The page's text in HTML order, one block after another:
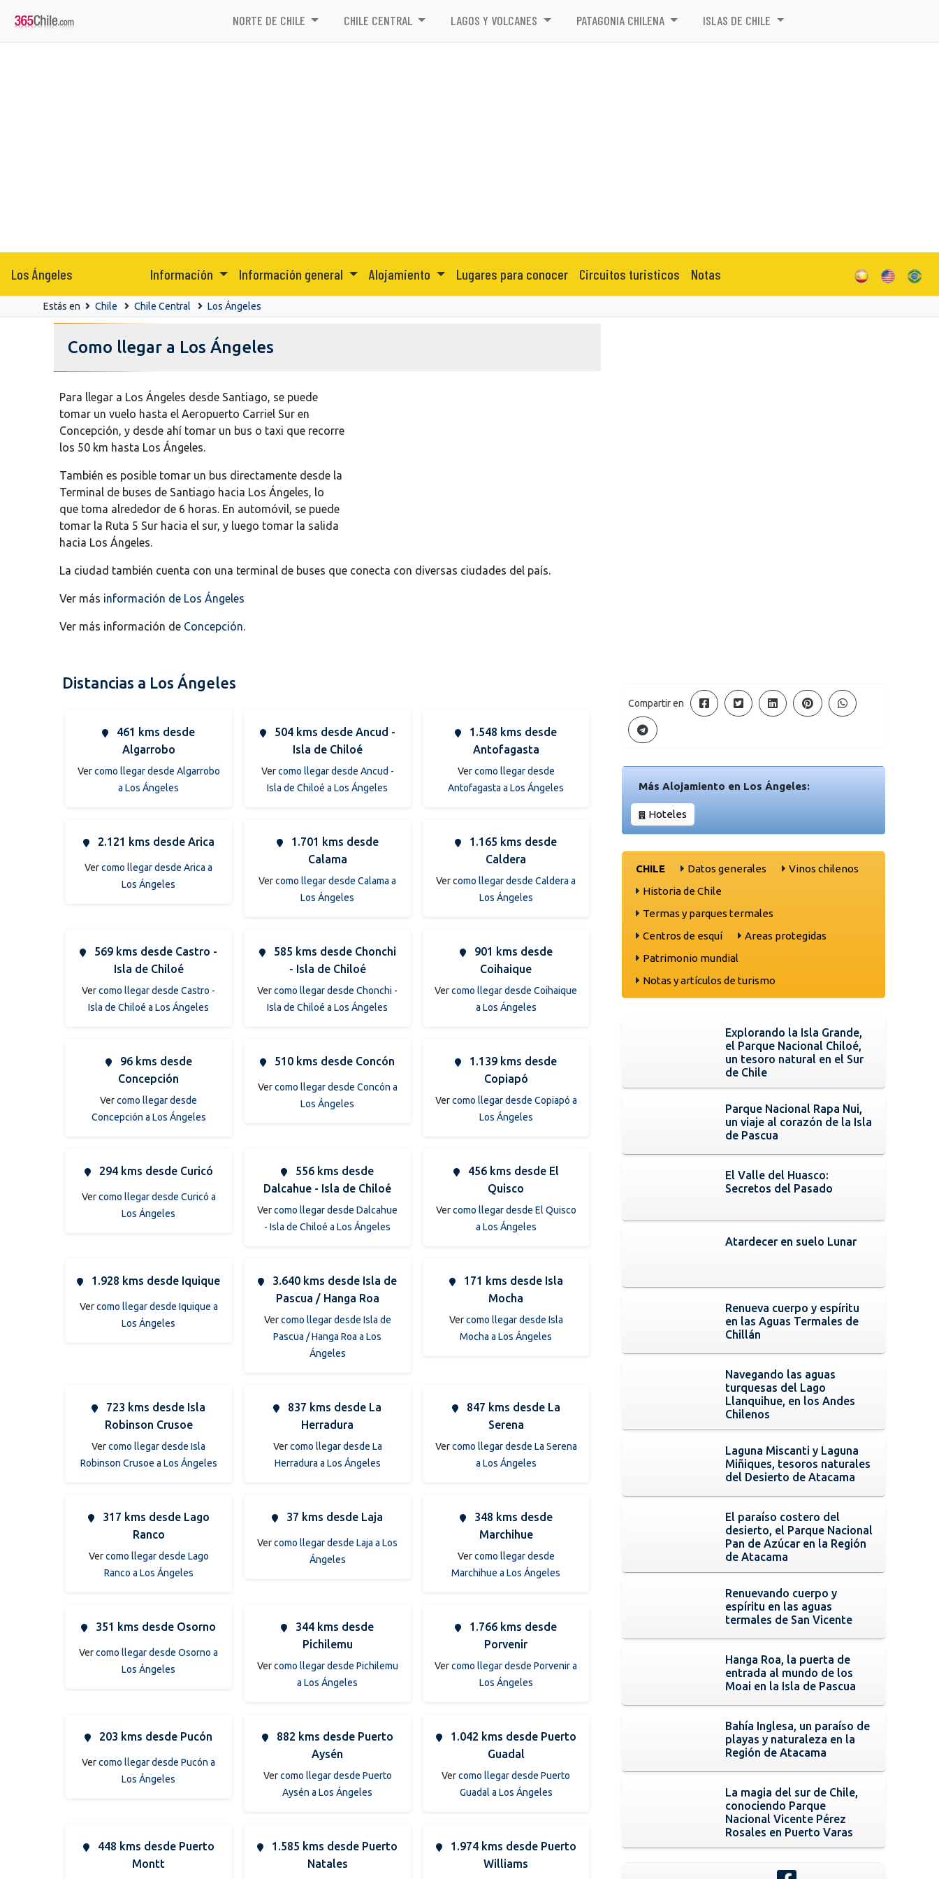
NORTE DE CHILE CHILE CENTRAL LAGOS Y VOLCANES PATAGONIA CHILENA ISLAS DE CHILE
Los Ángeles Información Información general Alojamiento Lugares para conocer Circuitos turisticos Notas
Estás en Chile Chile Central Los Ángeles
Como llegar a Los Ángeles
Para llegar a Los Ángeles desde Santiago, se puede
tomar un vuelo hasta el Aeropuerto Carriel Sur en
Concepción, y desde ahí tomar un bus o taxi que recorre
los 50 km hasta Los Ángeles.
También es posible tomar un bus directamente desde la
Terminal de buses de Santiago hacia Los Ángeles, lo
que toma alrededor de 6 horas. En automóvil, se puede
tomar la Ruta 5 Sur hacia el sur, y luego tomar la salida
hacia Los Ángeles.
La ciudad también cuenta con una terminal de buses que conecta con diversas ciudades del país.
Ver más información de Los Ángeles
Ver más información de Concepción.
Distancias a Los Ángeles
461 kms desde
Algarrobo
Vercomo llegar desde Algarrobo
a Los Ángeles
504 kms desde Ancud -
Isla de Chiloé
Vercomo llegar desde Ancud -
Isla de Chiloé a Los Ángeles
1.548 kms desde
Antofagasta
Vercomo llegar desde
Antofagasta a Los Ángeles
2.121 kms desde Arica
Vercomo llegar desde Arica a
Los Ángeles
1.701 kms desde
Calama
Vercomo llegar desde Calama a
Los Ángeles
1.165 kms desde
Caldera
Vercomo llegar desde Caldera a
Los Ángeles
569 kms desde Castro -
Isla de Chiloé
Vercomo llegar desde Castro -
Isla de Chiloé a Los Ángeles
585 kms desde Chonchi
- Isla de Chiloé
Vercomo llegar desde Chonchi -
Isla de Chiloé a Los Ángeles
901 kms desde
Coihaique
Vercomo llegar desde Coihaique
a Los Ángeles
96 kms desde
Concepción
Vercomo llegar desde
Concepción a Los Ángeles
510 kms desde Concón
Vercomo llegar desde Concón a
Los Ángeles
1.139 kms desde
Copiapó
Vercomo llegar desde Copiapó a
Los Ángeles
294 kms desde Curicó
Vercomo llegar desde Curicó a
Los Ángeles
556 kms desde
Dalcahue - Isla de Chiloé
Vercomo llegar desde Dalcahue
- Isla de Chiloé a Los Ángeles
456 kms desde El
Quisco
Vercomo llegar desde El Quisco
a Los Ángeles
1.928 kms desde Iquique
Vercomo llegar desde Iquique a
Los Ángeles
3.640 kms desde Isla de
Pascua / Hanga Roa
Vercomo llegar desde Isla de
Pascua / Hanga Roa a Los
Ángeles
171 kms desde Isla
Mocha
Vercomo llegar desde Isla
Mocha a Los Ángeles
723 kms desde Isla
Robinson Crusoe
Vercomo llegar desde Isla
Robinson Crusoe a Los Ángeles
837 kms desde La
Herradura
Vercomo llegar desde La
Herradura a Los Ángeles
847 kms desde La
Serena
Vercomo llegar desde La Serena
a Los Ángeles
317 kms desde Lago
Ranco
Vercomo llegar desde Lago
Ranco a Los Ángeles
37 kms desde Laja
Vercomo llegar desde Laja a Los
Ángeles
348 kms desde
Marchihue
Vercomo llegar desde
Marchihue a Los Ángeles
351 kms desde Osorno
Vercomo llegar desde Osorno a
Los Ángeles
344 kms desde
Pichilemu
Vercomo llegar desde Pichilemu
a Los Ángeles
1.766 kms desde
Porvenir
Vercomo llegar desde Porvenir a
Los Ángeles
203 kms desde Pucón
Vercomo llegar desde Pucón a
Los Ángeles
882 kms desde Puerto
Aysén
Vercomo llegar desde Puerto
Aysén a Los Ángeles
1.042 kms desde Puerto
Guadal
Vercomo llegar desde Puerto
Guadal a Los Ángeles
448 kms desde Puerto
Montt
1.585 kms desde Puerto
Natales
1.974 kms desde Puerto
Williams
Compartir en
Más Alojamiento en Los Ángeles:
Hoteles
CHILE Datos generales
Vinos chilenos
Historia de Chile
Termas y parques termales
Centros de esquí
Areas protegidas
Patrimonio mundial
Notas y artículos de turismo
Explorando la Isla Grande,
el Parque Nacional Chiloé,
un tesoro natural en el Sur
de Chile
Parque Nacional Rapa Nui,
un viaje al corazón de la Isla
de Pascua
El Valle del Huasco:
Secretos del Pasado
Atardecer en suelo Lunar
Renueva cuerpo y espíritu
en las Aguas Termales de
Chillán
Navegando las aguas
turquesas del Lago
Llanquihue, en los Andes
Chilenos
Laguna Miscanti y Laguna
Miñiques, tesoros naturales
del Desierto de Atacama
El paraíso costero del
desierto, el Parque Nacional
Pan de Azúcar en la Región
de Atacama
Renuevando cuerpo y
espíritu en las aguas
termales de San Vicente
Hanga Roa, la puerta de
entrada al mundo de los
Moai en la Isla de Pascua
Bahía Inglesa, un paraíso de
playas y naturaleza en la
Región de Atacama
La magia del sur de Chile,
conociendo Parque
Nacional Vicente Pérez
Rosales en Puerto Varas